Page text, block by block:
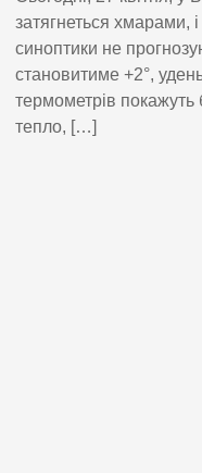
затягнеться хмарами,
синоптики не
становитиме +2°,
термометрів
тепло, […]